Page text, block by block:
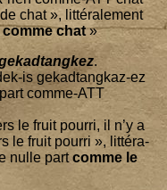
chat », lit­té­ra­le­ment
comme chat»
.
is gekadtangkaz-ez
comme-ATT
le fruit pour­ri, il n’y a
le fruit pour­ri », lit­té­ra­
nulle partcomme le